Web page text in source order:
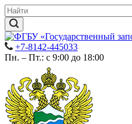
+7-8142-445033
Пн. – Пт.: с 9:00 до 18:00